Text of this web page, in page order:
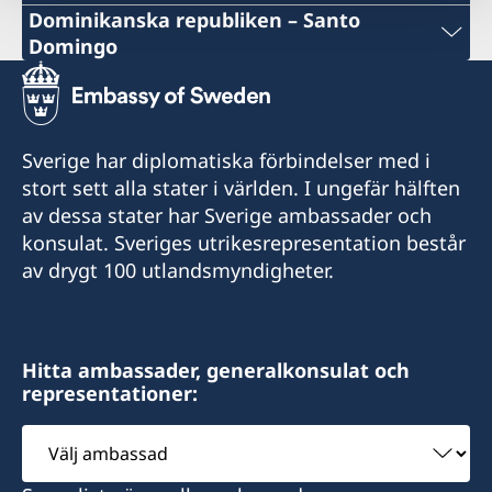
Dominikanska republiken – Santo
Domingo
E-post
consuladosueciard@core.net.do
John F. Kennedy 604, Plaza Compostela Suite 6-
i-1, Ensanche Paraiso, C.P.11202
Öppettider:
måndag - fredag 10.00-12.00 genom
provisoriska pass. Betalning av konsulär avgift
sker kontant.
Konsulärt distrikt: Dominikanska Republiken
Sverige har diplomatiska förbindelser med i
stort sett alla stater i världen. I ungefär hälften
av dessa stater har Sverige ambassader och
konsulat. Sveriges utrikesrepresentation består
av drygt 100 utlandsmyndigheter.
Hitta ambassader, generalkonsulat och
representationer:
Välj
ambassad